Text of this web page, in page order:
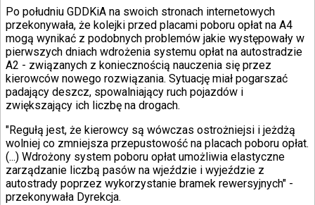
Nieruchomości
Budowa i remont
Architektura i design
Kupno i wynajem
Film
Aktualności
Premiery
Recenzje
Rozrywka
Technologia
Aktualności
Aplikacje mobilne
Gry
Internet
Nauka
Po południu GDDKiA na swoich stronach internetowych
przekonywała, że kolejki przed placami poboru opłat na A4
mogą wynikać z podobnych problemów jakie występowały w
pierwszych dniach wdrożenia systemu opłat na autostradzie
A2 - związanych z koniecznością nauczenia się przez
kierowców nowego rozwiązania. Sytuację miał pogarszać
padający deszcz, spowalniający ruch pojazdów i
zwiększający ich liczbę na drogach.
"Regułą jest, że kierowcy są wówczas ostrożniejsi i jeżdżą
wolniej co zmniejsza przepustowość na placach poboru opłat.
(...) Wdrożony system poboru opłat umożliwia elastyczne
zarządzanie liczbą pasów na wjeździe i wyjeździe z
autostrady poprzez wykorzystanie bramek rewersyjnych" -
przekonywała Dyrekcja.